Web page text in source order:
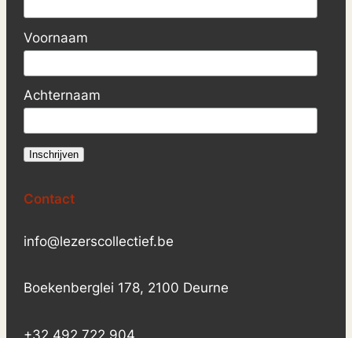
Voornaam
Achternaam
Contact
info@lezerscollectief.be
Boekenberglei 178, 2100 Deurne
+32 492 722 904